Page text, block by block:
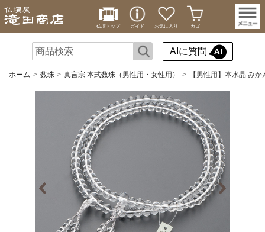
仏壇トップ ガイド お気に入り カゴ
AIに質問
ホーム 数珠 真言宗 本式数珠（男性用・女性用） 【男性用】本水晶 みか